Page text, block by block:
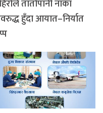
तातोपानी नाका
हुँदा आयात–निर्यात